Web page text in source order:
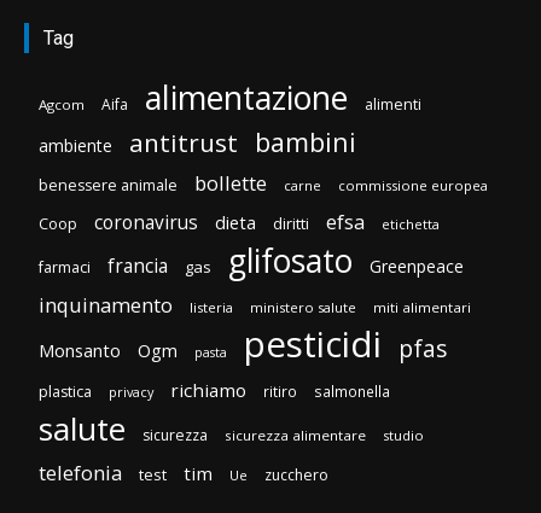
Tag
Agcom Aifa alimentazione alimenti
ambiente antitrust bambini
benessere animale bollette carne commissione europea
Coop coronavirus dieta diritti efsa etichetta
farmaci francia gas glifosato Greenpeace
inquinamento listeria ministero salute miti alimentari
Monsanto Ogm pasta pesticidi pfas
plastica privacy richiamo ritiro salmonella
salute sicurezza sicurezza alimentare studio
telefonia test tim Ue zucchero